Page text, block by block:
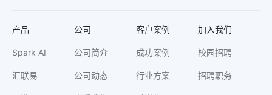
产品
Spark AI
汇联易
公司
公司简介
公司动态
客户案例
成功案例
行业方案
加入我们
校园招聘
招聘职务